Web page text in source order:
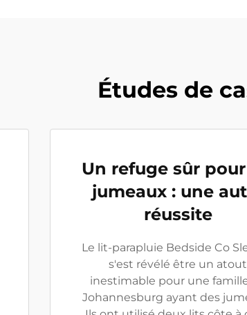
Études de
Un refuge sûr
jumeaux : une
réussite
Le lit-parapluie Bedside Co
s'est révélé être un atout
inestimable pour une
Johannesburg ayant des